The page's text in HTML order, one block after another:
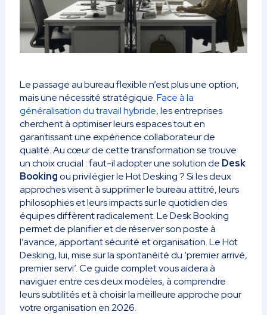
Le passage au bureau flexible n’est plus une option,
mais une nécessité stratégique.Face à la
généralisation du travail hybride, les entreprises
cherchent à optimiser leurs espaces tout en
garantissant une expérience collaborateur de
qualité. Au cœur de cette transformation se trouve
un choix crucial : faut-il adopter une solution de Desk
Bookingou privilégier le Hot Desking ? Si les deux
approches visent à supprimer le bureau attitré, leurs
philosophies et leurs impacts sur le quotidien des
équipes diffèrent radicalement. Le Desk Booking
permet de planifier et de réserver son poste à
l’avance, apportant sécurité et organisation. Le Hot
Desking, lui, mise sur la spontanéité du ‘premier arrivé,
premier servi’. Ce guide complet vous aidera à
naviguer entre ces deux modèles, à comprendre
leurs subtilités et à choisir la meilleure approche pour
votre organisation en 2026.